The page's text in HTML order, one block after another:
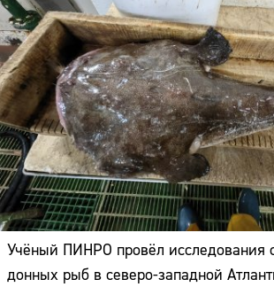
Учёный ПИНРО провёл исследования
донных рыб в северо-западной